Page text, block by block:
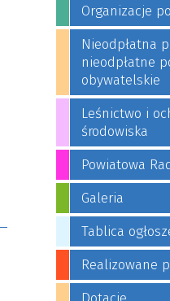
Organizacje
Nieodpłatna
nieodpłatne
obywatelskie
Leśnictwo i
środowiska
Powiatowa
Galeria
Tablica
Realizowane